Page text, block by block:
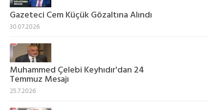
Gazeteci Cem Küçük Gözaltına Alındı
30.07.2026
Muhammed Çelebi Keyhıdır'dan 24
Temmuz Mesajı
25.7.2026